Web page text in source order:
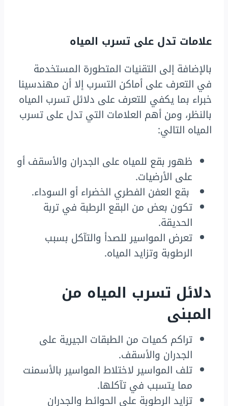
علامات تدل على تسرب المياه
بالإضافة إلى التقنيات المتطورة المستخدمة
في التعرف على أماكن التسرب إلا أن مهندسينا
خبراء بما يكفي للتعرف على دلائل تسرب المياه
بالنظر، ومن أهم العلامات التي تدل على تسرب
المياه التالي:
ظهور بقع للمياه على الجدران والأسقف أو
على الأرضيات.
بقع العفن الفطري الخضراء أو السوداء.
تكون بعض من البقع الرطبة في تربة
الحديقة.
تعرض المواسير للصدأ والتآكل بسبب
الرطوبة وتزايد المياه.
دلائل تسرب المياه من
المبنى
تراكم كميات من الطبقات الجيرية على
الجدران والأسقف.
تلف المواسير لاختلاط المواسير بالأسمنت
مما يتسبب في تآكلها.
تزايد الرطوبة على الحوائط والجدران